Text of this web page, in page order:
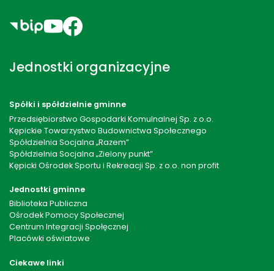
Jednostki organizacyjne
Spółki i spółdzielnie gminne
Przedsiębiorstwo Gospodarki Komulnalnej Sp. z o.o.
Kępickie Towarzystwo Budownictwa Społecznego
Spółdzielnia Socjalna „Razem”
Spółdzielnia Socjalna „Zielony punkt”
Kępicki Ośrodek Sportu i Rekreacji Sp. z o.o. non profit
Jednostki gminne
Biblioteka Publiczna
Ośrodek Pomocy Społecznej
Centrum Integracji Społęcznej
Placówki oświatowe
Ciekawe linki